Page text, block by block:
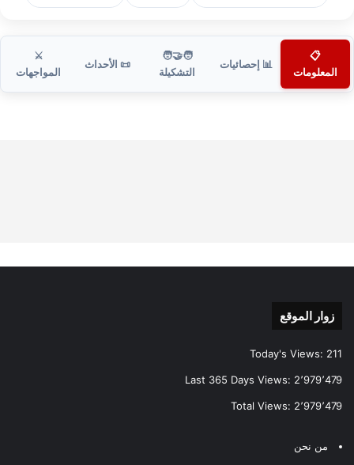
📋
المعلومات
📊 إحصائيات
🧑‍🤝‍🧑
التشكيلة
📜 الأحداث
⚔️
المواجهات
زوار الموقع
Today's Views: 211
Last 365 Days Views: 2٬979٬479
Total Views: 2٬979٬479
من نحن